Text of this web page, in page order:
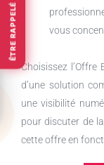
vous
Choisissez l’Offre
d’une solution
une visibilité
pour discuter de
cette offre en
ÊTRE RAPPELÉ